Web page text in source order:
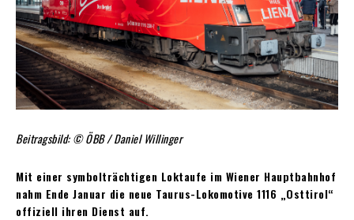
Beitragsbild: © ÖBB / Daniel Willinger
Mit einer symbolträchtigen Loktaufe im Wiener Hauptbahnhof
nahm Ende Januar die neue Taurus-Lokomotive 1116 „Osttirol“
offiziell ihren Dienst auf.